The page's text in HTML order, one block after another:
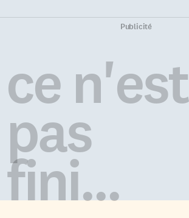
Publicité
ce n'est
pas
fini...